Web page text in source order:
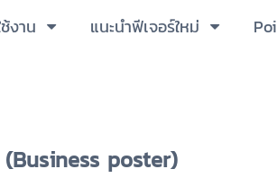
งาน แนะนำฟีเจอร์ใหม่
Business poster)